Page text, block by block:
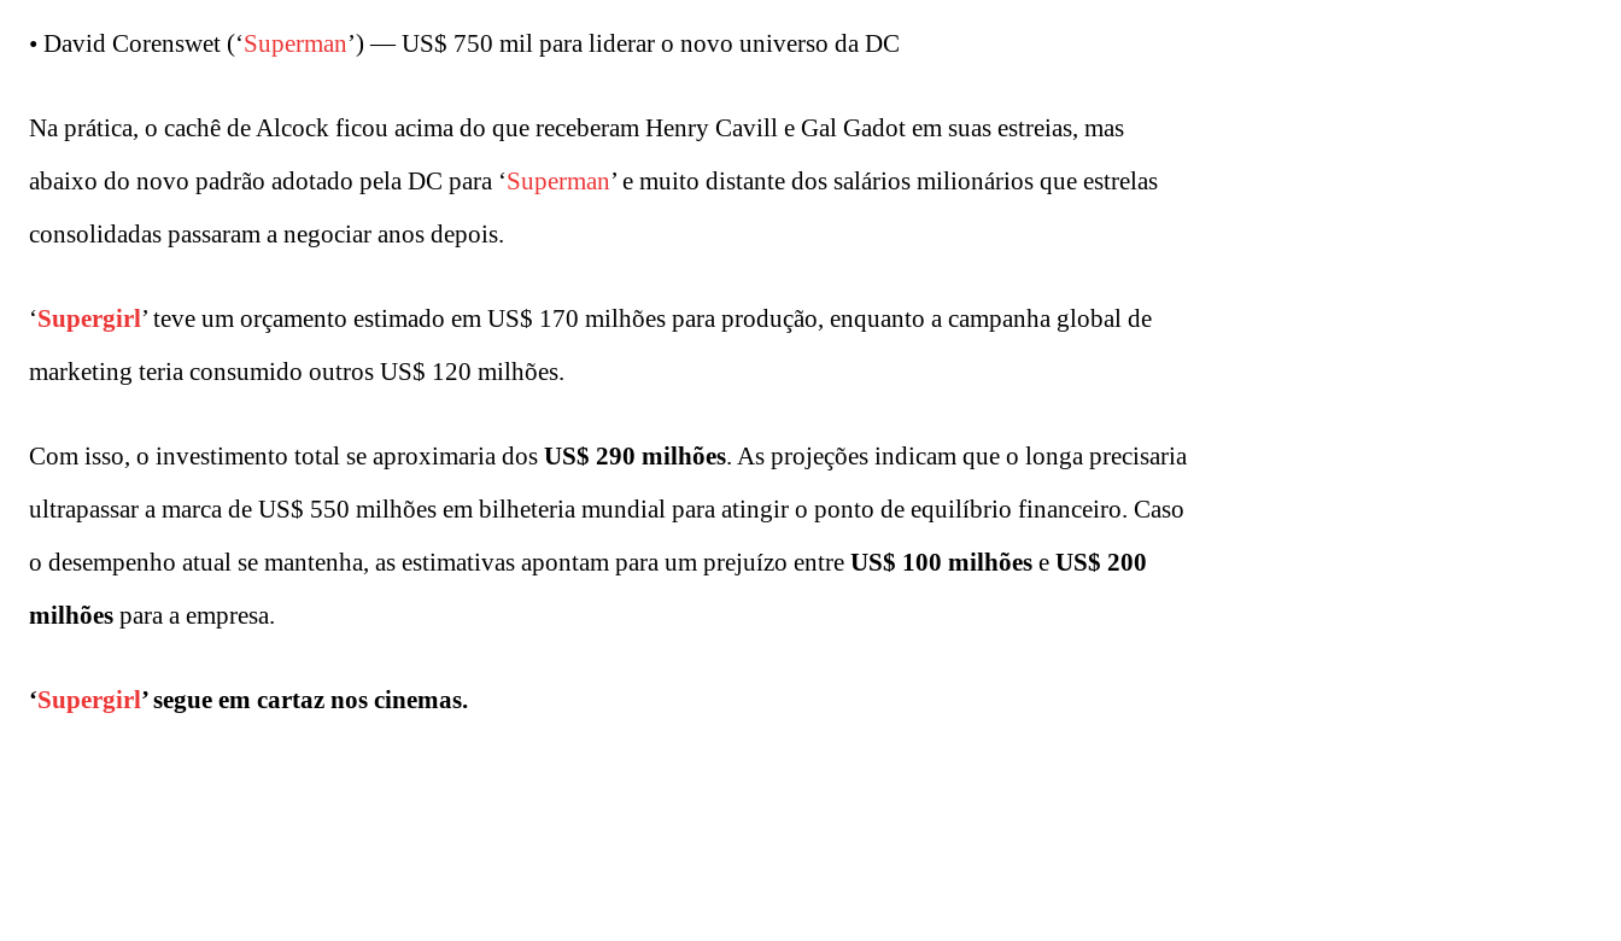
• David Corenswet (‘Superman’) — US$ 750 mil para liderar o novo universo da DC
Na prática, o cachê de Alcock ficou acima do que receberam Henry Cavill e Gal Gadot em suas estreias, mas
abaixo do novo padrão adotado pela DC para ‘Superman’ e muito distante dos salários milionários que estrelas
consolidadas passaram a negociar anos depois.
‘Supergirl’ teve um orçamento estimado em US$ 170 milhões para produção, enquanto a campanha global de
marketing teria consumido outros US$ 120 milhões.
Com isso, o investimento total se aproximaria dos US$ 290 milhões. As projeções indicam que o longa precisaria
ultrapassar a marca de US$ 550 milhões em bilheteria mundial para atingir o ponto de equilíbrio financeiro. Caso
o desempenho atual se mantenha, as estimativas apontam para um prejuízo entre US$ 100 milhões e US$ 200
milhões para a empresa.
‘Supergirl’ segue em cartaz nos cinemas.